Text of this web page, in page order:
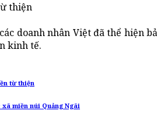
thiện
doanh nhân Việt đã thể hiện
kinh tế.
từ thiện
miền núi Quảng Ngãi